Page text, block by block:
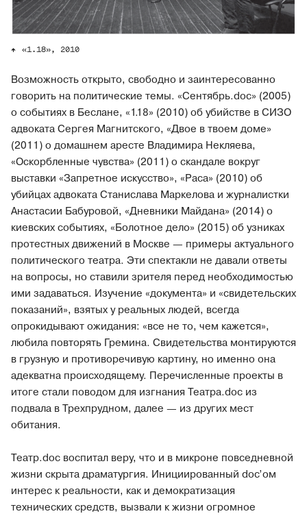
«1.18», 2010
Возможность открыто, свободно и заинтересованно
говорить на политические темы. «Сентябрь.doc» (2005)
о событиях в Беслане, «1.18» (2010) об убийстве в СИЗО
адвоката Сергея Магнитского, «Двое в твоем доме»
(2011) о домашнем аресте Владимира Некляева,
«Оскорбленные чувства» (2011) о скандале вокруг
выставки «Запретное искусство», «Раса» (2010) об
убийцах адвоката Станислава Маркелова и журналистки
Анастасии Бабуровой, «Дневники Майдана» (2014) о
киевских событиях, «Болотное дело» (2015) об узниках
протестных движений в Москве — примеры актуального
политического театра. Эти спектакли не давали ответы
на вопросы, но ставили зрителя перед необходимостью
ими задаваться. Изучение «документа» и «свидетельских
показаний», взятых у реальных людей, всегда
опрокидывают ожидания: «все не то, чем кажется»,
любила повторять Гремина. Свидетельства монтируются
в грузную и противоречивую картину, но именно она
адекватна происходящему. Перечисленные проекты в
итоге стали поводом для изгнания Театра.doc из
подвала в Трехпрудном, далее — из других мест
обитания.
Театр.doc воспитал веру, что и в микроне повседневной
жизни скрыта драматургия. Инициированный doc’ом
интерес к реальности, как и демократизация
технических средств, вызвали к жизни огромное